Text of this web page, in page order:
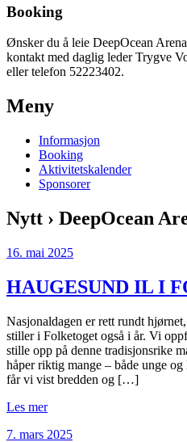
Booking
Ønsker du å leie DeepOcean
kontakt med daglig leder Trygve
eller telefon 52223402.
Meny
Informasjon
Booking
Aktivitetskalender
Sponsorer
Nytt › DeepOcean
16. mai 2025
HAUGESUND IL I
Nasjonaldagen er rett rundt
stiller i Folketoget også i år. Vi
stille opp på denne tradisjonsrike
håper riktig mange – både unge
får vi vist bredden og […]
Les mer
7. mars 2025